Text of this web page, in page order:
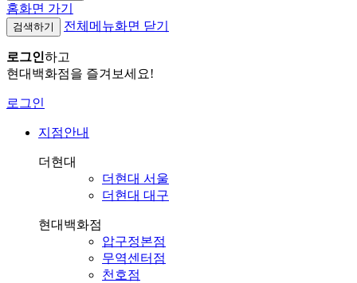
홈화면 가기
검색하기 전체메뉴화면 닫기
로그인하고
현대백화점을 즐겨보세요!
로그인
지점안내
더현대
더현대 서울
더현대 대구
현대백화점
압구정본점
무역센터점
천호점